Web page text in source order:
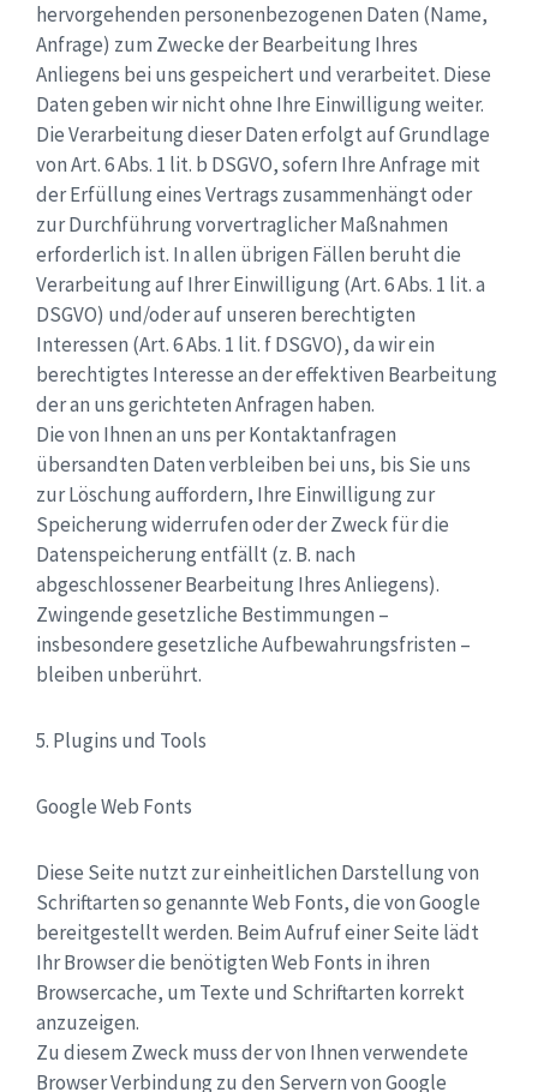
hervorgehenden personenbezogenen Daten (Name,
Anfrage) zum Zwecke der Bearbeitung Ihres
Anliegens bei uns gespeichert und verarbeitet. Diese
Daten geben wir nicht ohne Ihre Einwilligung weiter.
Die Verarbeitung dieser Daten erfolgt auf Grundlage
von Art. 6 Abs. 1 lit. b DSGVO, sofern Ihre Anfrage mit
der Erfüllung eines Vertrags zusammenhängt oder
zur Durchführung vorvertraglicher Maßnahmen
erforderlich ist. In allen übrigen Fällen beruht die
Verarbeitung auf Ihrer Einwilligung (Art. 6 Abs. 1 lit. a
DSGVO) und/oder auf unseren berechtigten
Interessen (Art. 6 Abs. 1 lit. f DSGVO), da wir ein
berechtigtes Interesse an der effektiven Bearbeitung
der an uns gerichteten Anfragen haben.
Die von Ihnen an uns per Kontaktanfragen
übersandten Daten verbleiben bei uns, bis Sie uns
zur Löschung auffordern, Ihre Einwilligung zur
Speicherung widerrufen oder der Zweck für die
Datenspeicherung entfällt (z. B. nach
abgeschlossener Bearbeitung Ihres Anliegens).
Zwingende gesetzliche Bestimmungen –
insbesondere gesetzliche Aufbewahrungsfristen –
bleiben unberührt.
5. Plugins und Tools
Google Web Fonts
Diese Seite nutzt zur einheitlichen Darstellung von
Schriftarten so genannte Web Fonts, die von Google
bereitgestellt werden. Beim Aufruf einer Seite lädt
Ihr Browser die benötigten Web Fonts in ihren
Browsercache, um Texte und Schriftarten korrekt
anzuzeigen.
Zu diesem Zweck muss der von Ihnen verwendete
Browser Verbindung zu den Servern von Google